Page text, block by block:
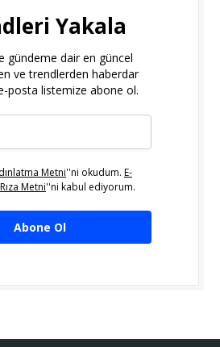
Yakala
gündeme dair en güncel
ve trendlerden haberdar
posta listemize abone ol.
Metni''ni okudum. E-
Metni''ni kabul ediyorum.
Abone Ol